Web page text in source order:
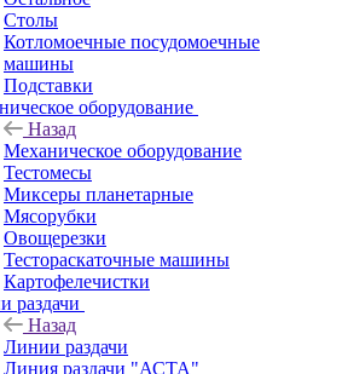
Столы
Котломоечные посудомоечные
машины
Подставки
оборудование
Назад
Механическое оборудование
Тестомесы
Миксеры планетарные
Мясорубки
Овощерезки
Тестораскаточные машины
Картофелечистки
раздачи
Назад
Линии раздачи
Линия раздачи "АСТА"